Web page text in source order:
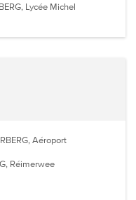
Lycée Michel
Aéroport
Réimerwee